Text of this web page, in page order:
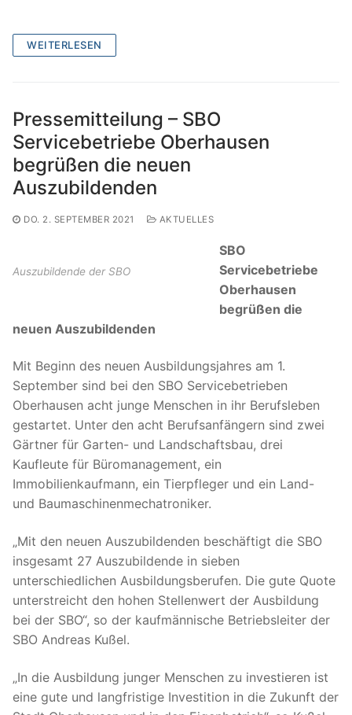
WEITERLESEN
Pressemitteilung – SBO
Servicebetriebe Oberhausen
begrüßen die neuen
Auszubildenden
DO. 2. SEPTEMBER 2021 AKTUELLES
Auszubildende der SBO
SBO
Servicebetriebe
Oberhausen
begrüßen die
neuen Auszubildenden
Mit Beginn des neuen Ausbildungsjahres am 1.
September sind bei den SBO Servicebetrieben
Oberhausen acht junge Menschen in ihr Berufsleben
gestartet. Unter den acht Berufsanfängern sind zwei
Gärtner für Garten- und Landschaftsbau, drei
Kaufleute für Büromanagement, ein
Immobilienkaufmann, ein Tierpfleger und ein Land-
und Baumaschinenmechatroniker.
„Mit den neuen Auszubildenden beschäftigt die SBO
insgesamt 27 Auszubildende in sieben
unterschiedlichen Ausbildungsberufen. Die gute Quote
unterstreicht den hohen Stellenwert der Ausbildung
bei der SBO“, so der kaufmännische Betriebsleiter der
SBO Andreas Kußel.
„In die Ausbildung junger Menschen zu investieren ist
eine gute und langfristige Investition in die Zukunft der